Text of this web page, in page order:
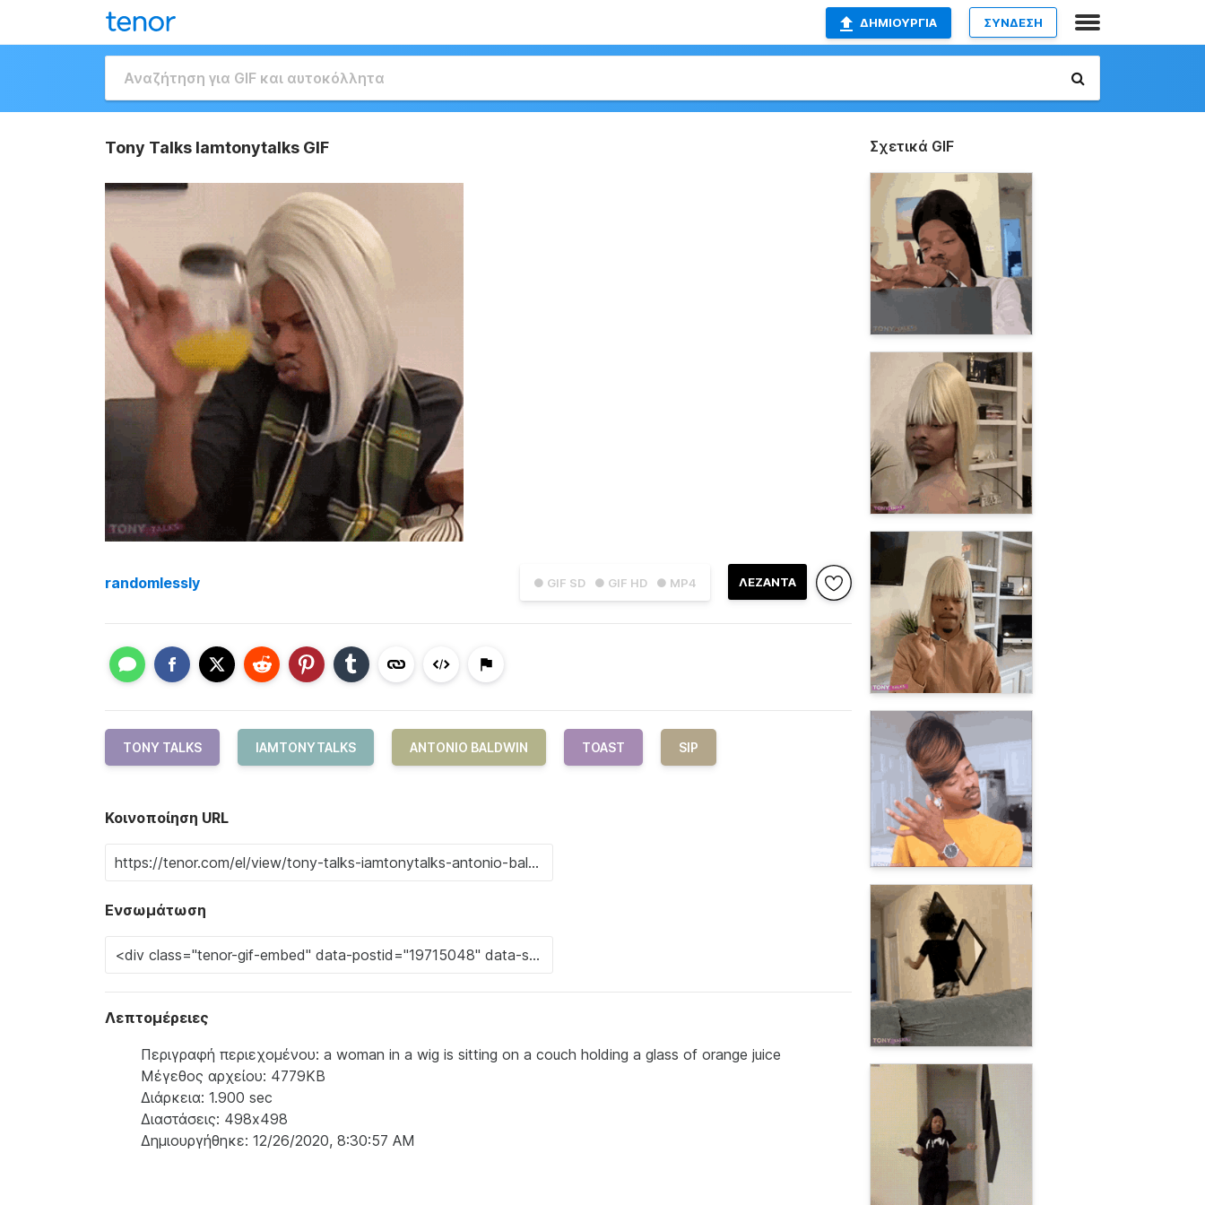
ΔΗΜΙΟΥΡΓΊΑ ΣΥΝΔΕΣΗ
Tony Talks Iamtonytalks GIF
● GIF SD ● GIF HD ● MP4 ΛΕΖΑΝΤΑ
randomlessly
TONY TALKS IAMTONYTALKS ANTONIO BALDWIN TOAST SIP
Κοινοποίηση URL
Ενσωμάτωση
Λεπτομέρειες
Περιγραφή περιεχομένου: a woman in a wig is sitting on a couch holding a glass of orange juice
Μέγεθος αρχείου: 4779KB
Διάρκεια: 1.900 sec
Διαστάσεις: 498x498
Δημιουργήθηκε: 12/26/2020, 8:30:57 AM
Σχετικά GIF